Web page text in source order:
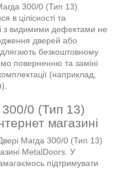
300/0 (Тип 13)
в цілісності та
з видимими дефектами не
дверей або
безкоштовному
поверненню та заміні
(наприклад,
0 (Тип 13)
магазині
Двері Магда 300/0 (Тип 13)
MetalDoors. У
підтримувати